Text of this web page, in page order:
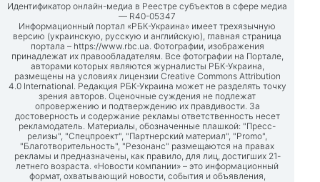
Идентификатор онлайн-медиа в Реестре субъектов в сфере медиа
— R40-05347
Информационный портал «РБК-Украина» имеет трехязычную
версию (украинскую, русскую и английскую), главная страница
портала – https://www.rbc.ua. Фотографии, изображения
принадлежат их правообладателям. Все фотографии на Портале,
авторами которых являются журналисты РБК-Украина,
размещены на условиях лицензии Creative Commons Attribution
4.0 International. Редакция РБК-Украина может не разделять точку
зрения авторов. Оценочные суждения не подлежат
опровержению и подтверждению их правдивости. За
достоверность и содержание рекламы ответственность несет
рекламодатель. Материалы, обозначенные плашкой: "Пресс-
релизы", "Спецпроект", "Партнерский материал", "Promo",
"Благотворительность", "Резонанс" размещаются на правах
рекламы и предназначены, как правило, для лиц, достигших 21-
летнего возраста. «Новости компании» – это информационный
формат, охватывающий новости, события и объявления,